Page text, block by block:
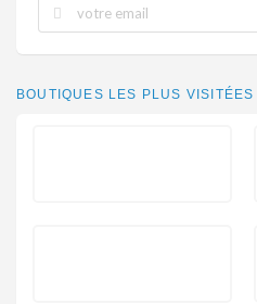
BOUTIQUES LES PLUS VISITÉES